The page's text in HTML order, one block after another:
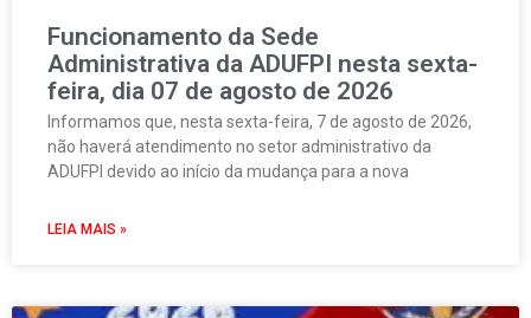
Funcionamento da Sede
Administrativa da ADUFPI nesta sexta-
feira, dia 07 de agosto de 2026
Informamos que, nesta sexta-feira, 7 de agosto de 2026,
não haverá atendimento no setor administrativo da
ADUFPI devido ao início da mudança para a nova
LEIA MAIS »